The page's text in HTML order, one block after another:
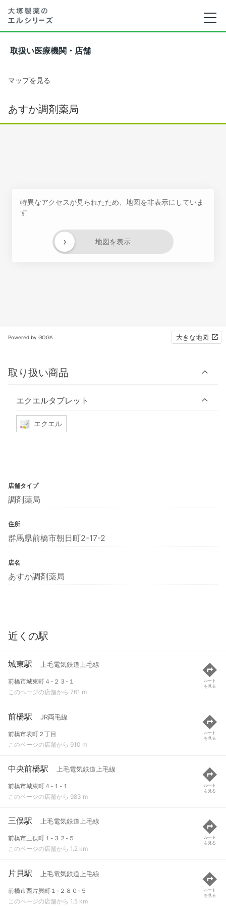
取扱い医療機関・店舗
マップを見る
あすか調剤薬局
特異なアクセスが見られたため、地図を非表示にしていま
す
地図を表示
›
Powered by GOGA 大きな地図
取り扱い商品
エクエルタブレット
エクエル
店舗タイプ
調剤薬局
住所
群馬県前橋市朝日町2-17-2
店名
あすか調剤薬局
近くの駅
城東駅 上毛電気鉄道上毛線
前橋市城東町４-２３-１
このページの店舗から 761 m
ルート
を見る
前橋駅 JR両毛線
前橋市表町２丁目
このページの店舗から 910 m
ルート
を見る
中央前橋駅 上毛電気鉄道上毛線
前橋市城東町４-１-１
このページの店舗から 983 m
ルート
を見る
三俣駅 上毛電気鉄道上毛線
前橋市三俣町１-３２-５
このページの店舗から 1.2 km
ルート
を見る
片貝駅 上毛電気鉄道上毛線
前橋市西片貝町１-２８０-５
このページの店舗から 1.5 km
ルート
を見る